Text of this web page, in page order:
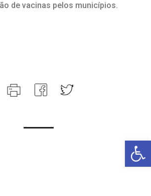
de vacinas pelos municípios.
Open toolbar